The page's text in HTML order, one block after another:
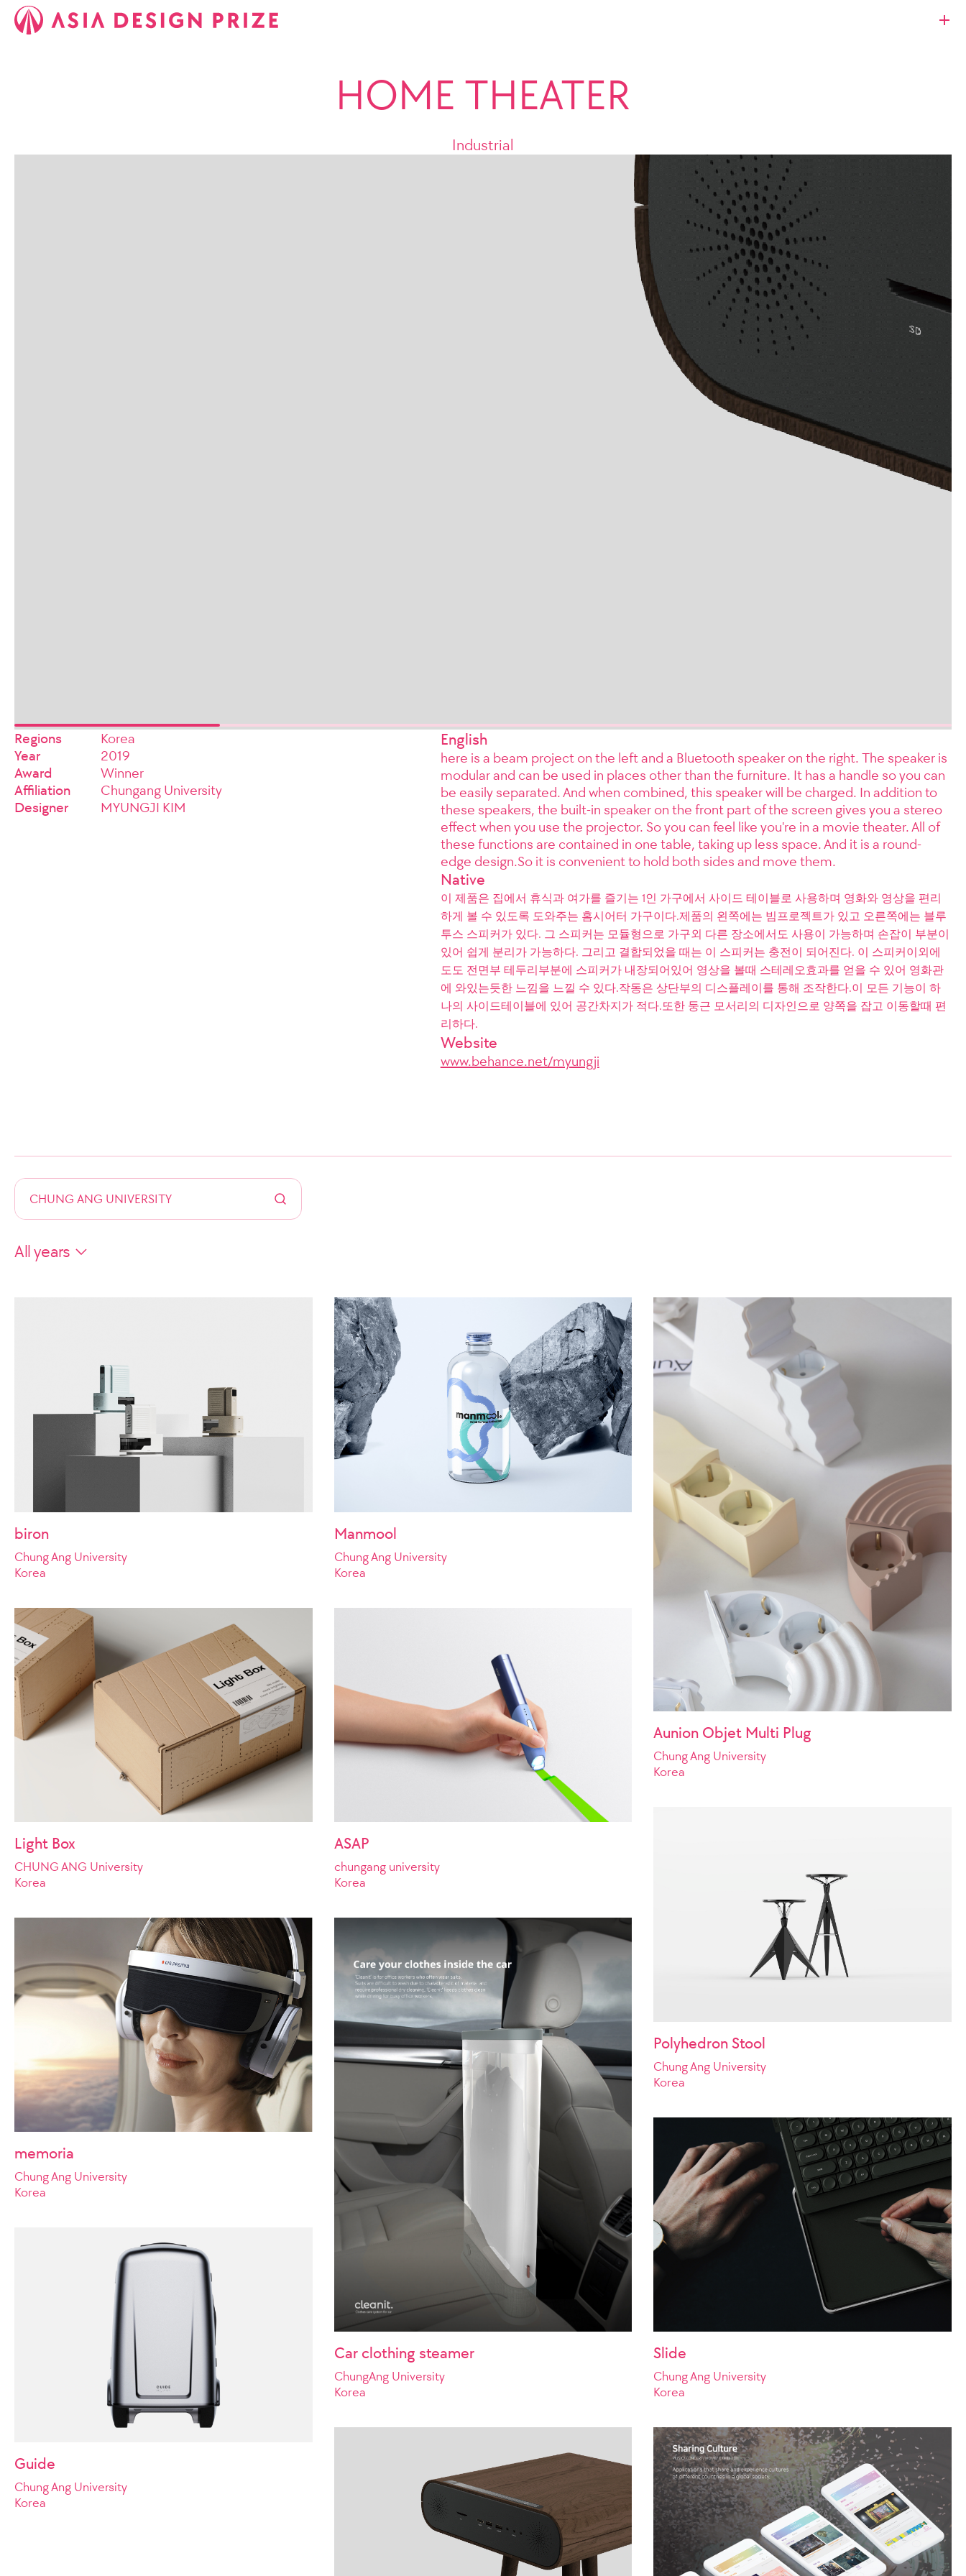
HOME THEATER
Industrial
Regions
Korea
Year
2019
Award
Winner
Affiliation
Chungang University
Designer
MYUNGJI KIM
English
here is a beam project on the left and a Bluetooth speaker on the right. The speaker is
modular and can be used in places other than the furniture. It has a handle so you can
be easily separated. And when combined, this speaker will be charged. In addition to
these speakers, the built-in speaker on the front part of the screen gives you a stereo
effect when you use the projector. So you can feel like you're in a movie theater. All of
these functions are contained in one table, taking up less space. And it is a round-
edge design.So it is convenient to hold both sides and move them.
Native
이 제품은 집에서 휴식과 여가를 즐기는 1인 가구에서 사이드 테이블로 사용하며 영화와 영상을 편리
하게 볼 수 있도록 도와주는 홈시어터 가구이다.제품의 왼쪽에는 빔프로젝트가 있고 오른쪽에는 블루
투스 스피커가 있다. 그 스피커는 모듈형으로 가구외 다른 장소에서도 사용이 가능하며 손잡이 부분이
있어 쉽게 분리가 가능하다. 그리고 결합되었을 때는 이 스피커는 충전이 되어진다. 이 스피커이외에
도도 전면부 테두리부분에 스피커가 내장되어있어 영상을 볼때 스테레오효과를 얻을 수 있어 영화관
에 와있는듯한 느낌을 느낄 수 있다.작동은 상단부의 디스플레이를 통해 조작한다.이 모든 기능이 하
나의 사이드테이블에 있어 공간차지가 적다.또한 둥근 모서리의 디자인으로 양쪽을 잡고 이동할때 편
리하다.
Website
www.behance.net/myungji
biron
Chung Ang University
Korea
Manmool
Chung Ang University
Korea
Aunion Objet Multi Plug
Chung Ang University
Korea
Light Box
CHUNG ANG University
Korea
ASAP
chungang university
Korea
Polyhedron Stool
Chung Ang University
Korea
memoria
Chung Ang University
Korea
Car clothing steamer
ChungAng University
Korea
Slide
Chung Ang University
Korea
Guide
Chung Ang University
Korea